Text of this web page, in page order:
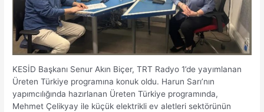
KESİD Başkanı Senur Akın Biçer, TRT Radyo 1’de yayımlanan
Üreten Türkiye programına konuk oldu. Harun Sarı’nın
yapımcılığında hazırlanan Üreten Türkiye programında,
Mehmet Çelikyay ile küçük elektrikli ev aletleri sektörünün